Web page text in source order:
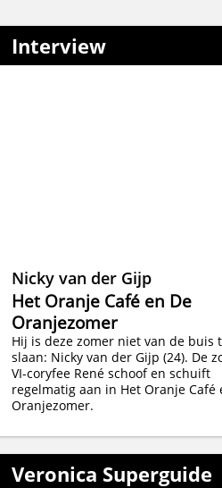
Interview
Nicky van der Gijp
Het Oranje Café en De
Oranjezomer
Hij is deze zomer niet van de buis
slaan: Nicky van der Gijp (24). De
VI-coryfee René schoof en schuift
regelmatig aan in Het Oranje Café
Oranjezomer.
Veronica Superguide